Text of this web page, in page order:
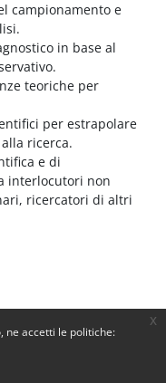
ne accetti le politiche:
x
campionamento e
in base al
teoriche per
per estrapolare
ricerca.
e di
interlocutori non
ricercatori di altri